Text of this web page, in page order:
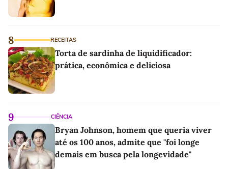
8 RECEITAS
Torta de sardinha de liquidificador:
prática, econômica e deliciosa
9 CIÊNCIA
Bryan Johnson, homem que queria viver
até os 100 anos, admite que "foi longe
demais em busca pela longevidade"